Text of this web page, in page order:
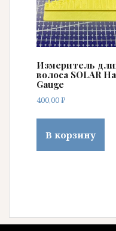
Измеритель
волоса SOLAR
Gauge
400,00₽
В корзину